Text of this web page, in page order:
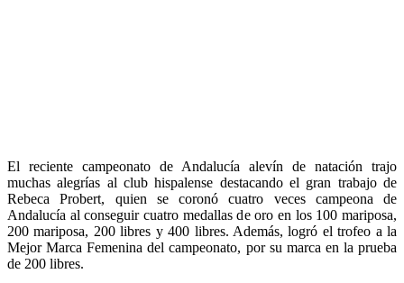
El reciente campeonato de Andalucía alevín de natación trajo
muchas alegrías al club hispalense destacando el gran trabajo de
Rebeca Probert, quien se coronó cuatro veces campeona de
Andalucía al conseguir cuatro medallas de oro en los 100 mariposa,
200 mariposa, 200 libres y 400 libres. Además, logró el trofeo a la
Mejor Marca Femenina del campeonato, por su marca en la prueba
de 200 libres.